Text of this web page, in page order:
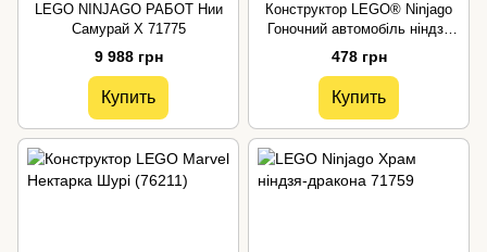
LEGO NINJAGO РАБОТ Нии
Самурай Х 71775
9 988 грн
Купить
Конструктор LEGO® Ninjago
Гоночний автомобіль ніндзя
Кая EVO 94 деталей (71780)
478 грн
Купить